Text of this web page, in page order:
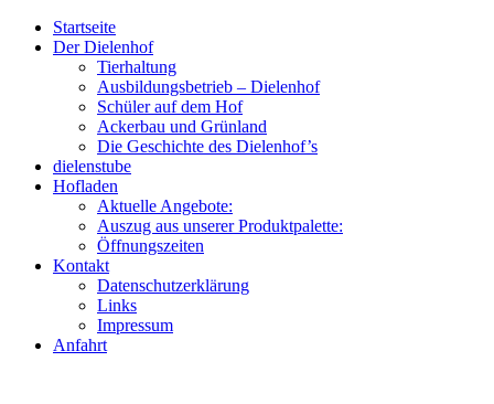
Startseite
Der Dielenhof
Tierhaltung
Ausbildungsbetrieb – Dielenhof
Schüler auf dem Hof
Ackerbau und Grünland
Die Geschichte des Dielenhof’s
dielenstube
Hofladen
Aktuelle Angebote:
Auszug aus unserer Produktpalette:
Öffnungszeiten
Kontakt
Datenschutzerklärung
Links
Impressum
Anfahrt